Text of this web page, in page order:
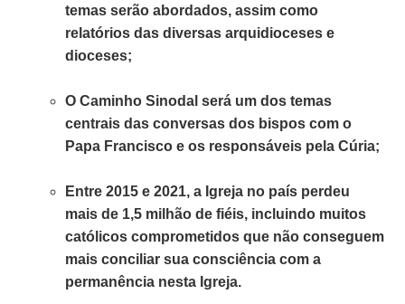
temas serão abordados, assim como
relatórios das diversas arquidioceses e
dioceses;
O Caminho Sinodal será um dos temas
centrais das conversas dos bispos com o
Papa Francisco e os responsáveis ​​pela Cúria;
Entre 2015 e 2021, a Igreja no país perdeu
mais de 1,5 milhão de fiéis, incluindo muitos
católicos comprometidos que não conseguem
mais conciliar sua consciência com a
permanência nesta Igreja.